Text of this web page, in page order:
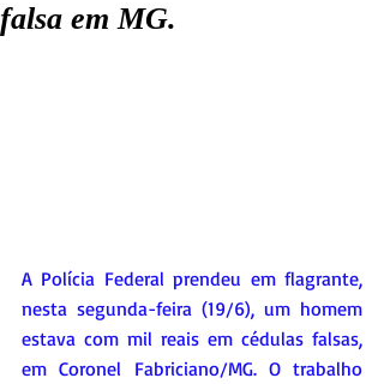
falsa em MG.
A Polícia Federal prendeu em flagrante,
nesta segunda-feira (19/6), um homem
estava com mil reais em cédulas falsas,
em Coronel Fabriciano/MG. O trabalho